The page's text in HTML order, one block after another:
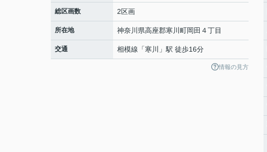
総区画数 2区画
所在地 神奈川県高座郡寒川町岡田 ４丁目
交通 相模線 「寒川 」駅 徒歩16分
情報の見方